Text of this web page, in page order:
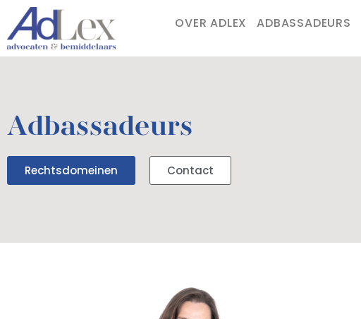
OVER ADLEX ADBASSADEURS
Adbassadeurs
Rechtsdomeinen Contact